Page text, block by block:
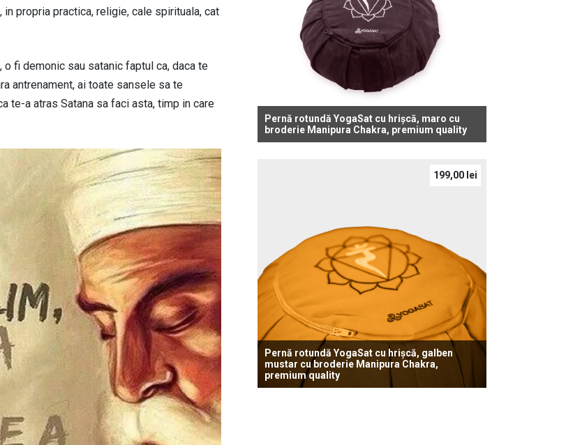
propria practica, religie, cale spirituala, cat
fi demonic sau satanic faptul ca, daca te
antrenament, ai toate sansele sa te
te-a atras Satana sa faci asta, timp in care
Pernă rotundă YogaSat cu hrișcă, maro cu
broderie Manipura Chakra, premium quality
Pernă rotundă YogaSat cu hrișcă, galben
mustar cu broderie Manipura Chakra,
premium quality
199,00 lei